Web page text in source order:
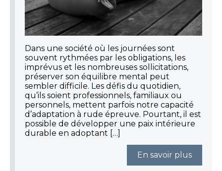
Dans une société où les journées sont
souvent rythmées par les obligations, les
imprévus et les nombreuses sollicitations,
préserver son équilibre mental peut
sembler difficile. Les défis du quotidien,
qu’ils soient professionnels, familiaux ou
personnels, mettent parfois notre capacité
d’adaptation à rude épreuve. Pourtant, il est
possible de développer une paix intérieure
durable en adoptant […]
En savoir plus